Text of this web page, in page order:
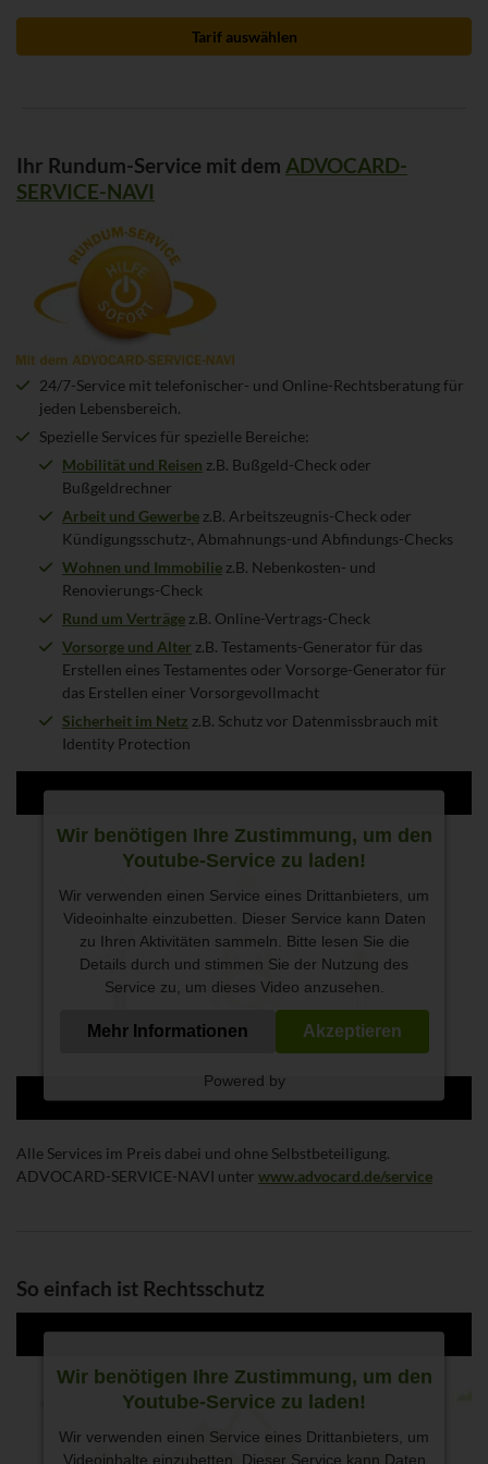
Tarif auswählen
Ihr Rundum-Service mit dem ADVOCARD-
SERVICE-NAVI
24/7-Service mit telefonischer- und Online-Rechtsberatung für
jeden Lebensbereich.
Spezielle Services für spezielle Bereiche:
Mobilität und Reisen z.B. Bußgeld-Check oder
Bußgeldrechner
Arbeit und Gewerbe z.B. Arbeitszeugnis-Check oder
Kündigungsschutz-, Abmahnungs-und Abfindungs-Checks
Wohnen und Immobilie z.B. Nebenkosten- und
Renovierungs-Check
Rund um Verträge z.B. Online-Vertrags-Check
Vorsorge und Alter z.B. Testaments-Generator für das
Erstellen eines Testamentes oder Vorsorge-Generator für
das Erstellen einer Vorsorgevollmacht
Sicherheit im Netz z.B. Schutz vor Datenmissbrauch mit
Identity Protection
Wir benötigen Ihre Zustimmung, um den
Youtube-Service zu laden!
Wir verwenden einen Service eines Drittanbieters, um
Videoinhalte einzubetten. Dieser Service kann Daten
zu Ihren Aktivitäten sammeln. Bitte lesen Sie die
Details durch und stimmen Sie der Nutzung des
Service zu, um dieses Video anzusehen.
Mehr Informationen Akzeptieren
Powered by
Alle Services im Preis dabei und ohne Selbstbeteiligung.
ADVOCARD-SERVICE-NAVI unter www.advocard.de/service
So einfach ist Rechtsschutz
Wir benötigen Ihre Zustimmung, um den
Youtube-Service zu laden!
Wir verwenden einen Service eines Drittanbieters, um
Videoinhalte einzubetten. Dieser Service kann Daten